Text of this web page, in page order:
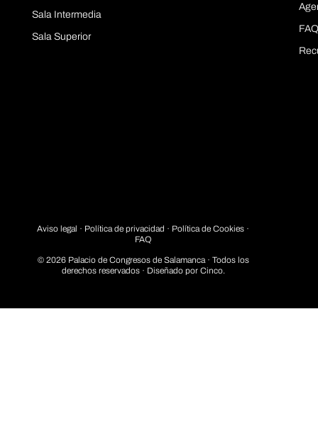
Sala Intermedia
Sala Superior
Aviso legal · Política de privacidad · Política de Cookies ·
FAQ
© 2026 Palacio de Congresos de Salamanca · Todos los
derechos reservados · Diseñado por Cinco.